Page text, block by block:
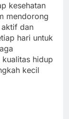
kesehatan
mendorong
dan
hari untuk
hidup
kecil